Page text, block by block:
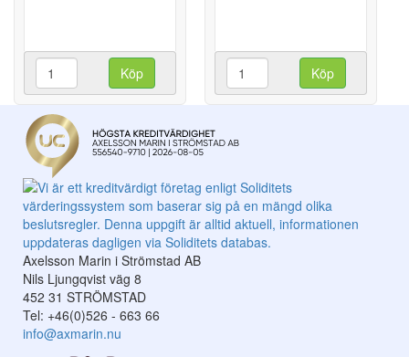
Köp Köp
Axelsson Marin i Strömstad AB
Nils Ljungqvist väg 8
452 31 STRÖMSTAD
Tel: +46(0)526 - 663 66
info@axmarin.nu